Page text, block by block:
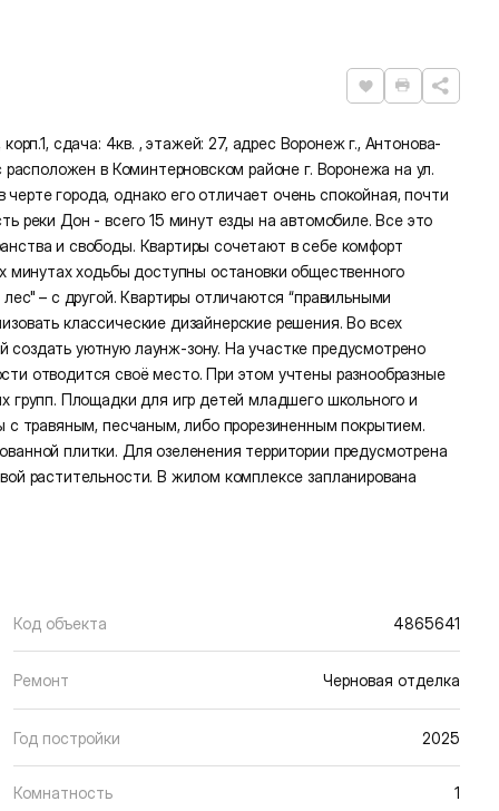
НравитсяРаспечатать
сдача: 4кв. , этажей: 27, адрес Воронеж г., Антонова-
в Коминтерновском районе г. Воронежа на ул.
города, однако его отличает очень спокойная, почти
реки Дон - всего 15 минут езды на автомобиле. Все это
и свободы. Квартиры сочетают в себе комфорт
минутах ходьбы доступны остановки общественного
– с другой. Квартиры отличаются “правильными
классические дизайнерские решения. Во всех
уютную лаунж-зону. На участке предусмотрено
отводится своё место. При этом учтены разнообразные
групп. Площадки для игр детей младшего школьного и
с травяным, песчаным, либо прорезиненным покрытием.
плитки. Для озеленения территории предусмотрена
растительности. В жилом комплексе запланирована
Код объекта 4865641
Ремонт Черновая отделка
Год постройки 2025
Комнатность 1